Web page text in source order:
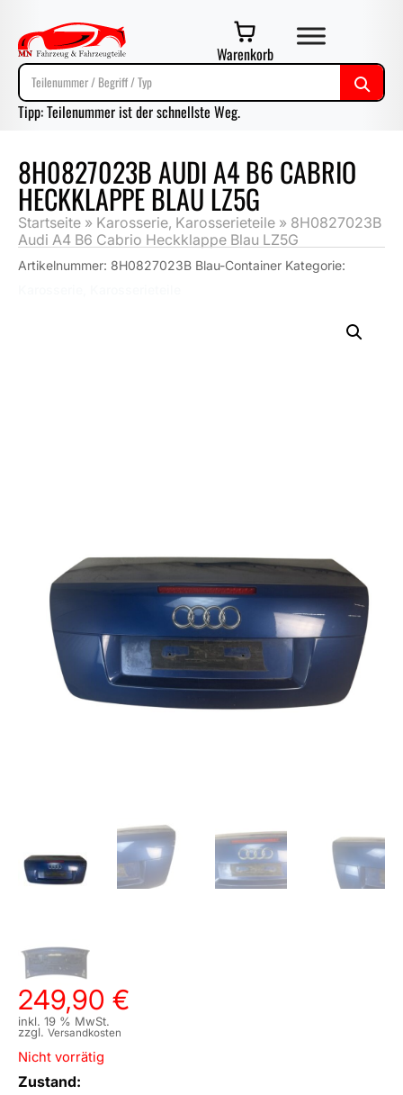
Warenkorb
Tipp: Teilenummer ist der schnellste Weg.
8H0827023B AUDI A4 B6 CABRIO
HECKKLAPPE BLAU LZ5G
Startseite » Karosserie, Karosserieteile » 8H0827023B
Audi A4 B6 Cabrio Heckklappe Blau LZ5G
Artikelnummer: 8H0827023B Blau-Container Kategorie:
249,90 €
inkl. 19 % MwSt.
zzgl. Versandkosten
Nicht vorrätig
Zustand: